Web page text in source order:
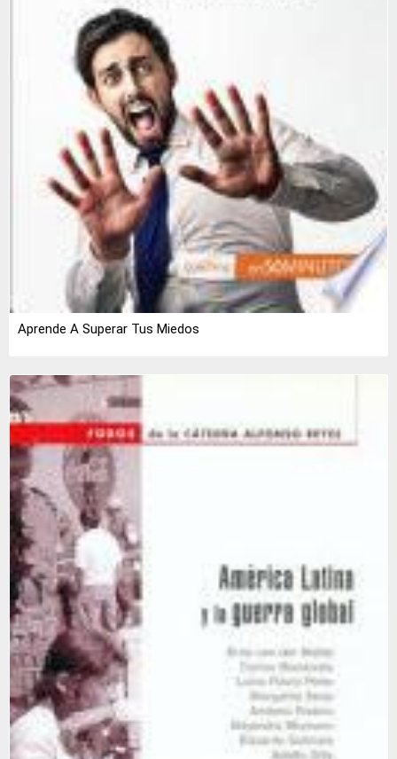
Aprende A Superar Tus Miedos